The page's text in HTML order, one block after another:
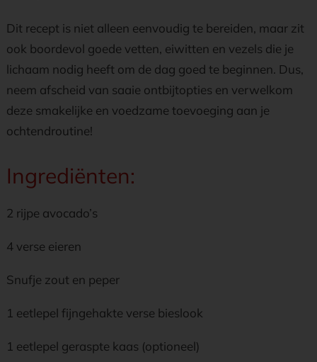
Dit recept is niet alleen eenvoudig te bereiden, maar zit
ook boordevol goede vetten, eiwitten en vezels die je
lichaam nodig heeft om de dag goed te beginnen. Dus,
neem afscheid van saaie ontbijtopties en verwelkom
deze smakelijke en voedzame toevoeging aan je
ochtendroutine!
Ingrediënten:
2 rijpe avocado’s
4 verse eieren
Snufje zout en peper
1 eetlepel fijngehakte verse bieslook
1 eetlepel geraspte kaas (optioneel)